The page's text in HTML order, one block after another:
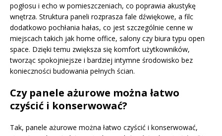
pogłosu i echo w pomieszczeniach, co poprawia akustykę
wnętrza. Struktura paneli rozprasza fale dźwiękowe, a filc
dodatkowo pochłania hałas, co jest szczególnie cenne w
miejscach takich jak home office, salony czy biura typu open
space. Dzięki temu zwiększa się komfort użytkowników,
tworząc spokojniejsze i bardziej intymne środowisko bez
konieczności budowania pełnych ścian.
Czy panele ażurowe można łatwo
czyścić i konserwować?
Tak, panele ażurowe można łatwo czyścić i konserwować,